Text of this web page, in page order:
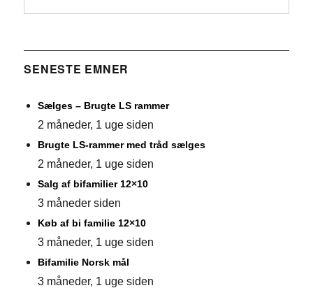
SENESTE EMNER
Sælges – Brugte LS rammer
2 måneder, 1 uge siden
Brugte LS-rammer med tråd sælges
2 måneder, 1 uge siden
Salg af bifamilier 12×10
3 måneder siden
Køb af bi familie 12×10
3 måneder, 1 uge siden
Bifamilie Norsk mål
3 måneder, 1 uge siden